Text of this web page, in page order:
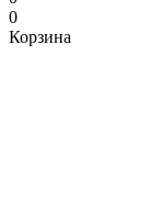
0
Корзина